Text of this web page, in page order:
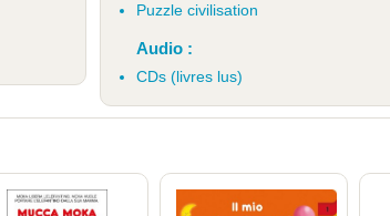
Puzzle civilisation
Audio :
CDs (livres lus)